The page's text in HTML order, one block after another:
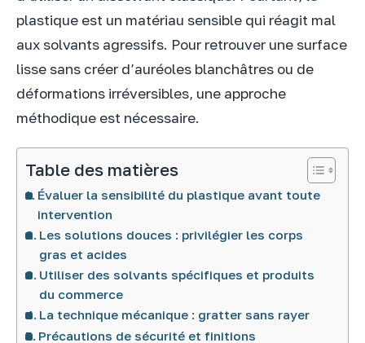
plastique est un matériau sensible qui réagit mal
aux solvants agressifs. Pour retrouver une surface
lisse sans créer d’auréoles blanchâtres ou de
déformations irréversibles, une approche
méthodique est nécessaire.
Table des matières
Évaluer la sensibilité du plastique avant toute
intervention
Les solutions douces : privilégier les corps
gras et acides
Utiliser des solvants spécifiques et produits
du commerce
La technique mécanique : gratter sans rayer
Précautions de sécurité et finitions